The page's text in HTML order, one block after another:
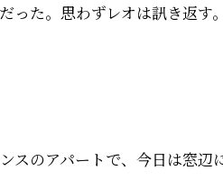
た。思わずレオは訊き返す。
スのアパートで、今日は窓辺